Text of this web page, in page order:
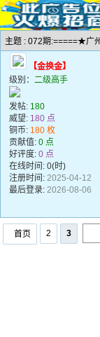
主题 : 072期:=====★广
【金换金】
级别： 二级高手
发帖: 180
威望: 180 点
铜币: 180 枚
贡献值: 0 点
好评度: 0 点
在线时间: 0(时)
注册时间: 2025-04-12
最后登录: 2026-08-06
首页 2 3